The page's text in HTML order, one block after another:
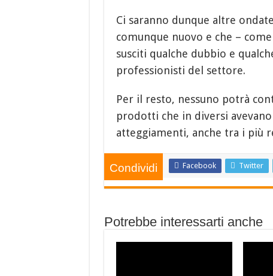
Ci saranno dunque altre
comunque nuovo e che –
susciti qualche dubbio e
professionisti del settore.
Per il resto, nessuno potrà
prodotti che in diversi
atteggiamenti, anche tra i più
Condividi Facebook Twitter
Potrebbe interessarti anche